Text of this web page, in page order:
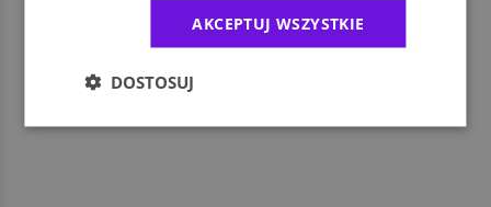
dofinansowanie wypoczynku
program rekomendacji pracowników
AKCEPTUJ WSZYSTKIE
DOSTOSUJ